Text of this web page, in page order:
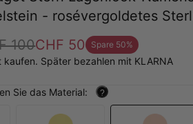
- rosévergoldetes
100CHF 50 Spare 50%
kaufen. Später bezahlen mit KLARNA
Sie das Material: ?